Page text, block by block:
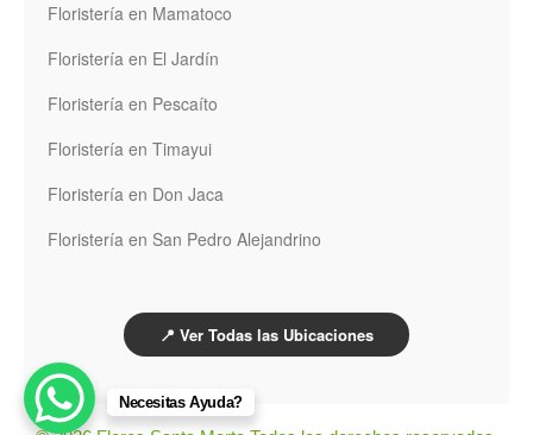
Floristería en Mamatoco
Floristería en El Jardín
Floristería en Pescaíto
Floristería en Timayui
Floristería en Don Jaca
Floristería en San Pedro Alejandrino
📍 Ver Todas las Ubicaciones
Necesitas Ayuda?